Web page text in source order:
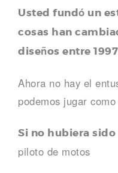
Usted fundó un
cosas han
diseños entre
Ahora no hay el
podemos jugar
Si no hubiera
piloto de motos